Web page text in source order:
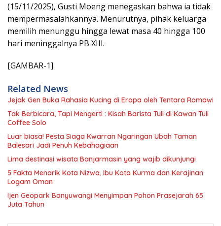
(15/11/2025), Gusti Moeng menegaskan bahwa ia tidak
mempermasalahkannya. Menurutnya, pihak keluarga
memilih menunggu hingga lewat masa 40 hingga 100
hari meninggalnya PB XIII.
[GAMBAR-1]
Related News
Jejak Gen Buka Rahasia Kucing di Eropa oleh Tentara Romawi
Tak Berbicara, Tapi Mengerti : Kisah Barista Tuli di Kawan Tuli
Coffee Solo
Luar biasa! Pesta Siaga Kwarran Ngaringan Ubah Taman
Balesari Jadi Penuh Kebahagiaan
Lima destinasi wisata Banjarmasin yang wajib dikunjungi
5 Fakta Menarik Kota Nizwa, Ibu Kota Kurma dan Kerajinan
Logam Oman
Ijen Geopark Banyuwangi Menyimpan Pohon Prasejarah 65
Juta Tahun